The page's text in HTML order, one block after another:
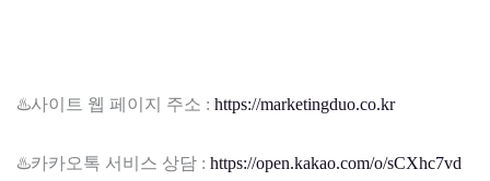
♨️사이트 웹 페이지 주소 : https://marketingduo.co.kr
♨️카카오톡 서비스 상담 : https://open.kakao.com/o/sCXhc7vd